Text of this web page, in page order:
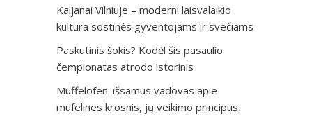
Kaljanai Vilniuje – moderni laisvalaikio
kultūra sostinės gyventojams ir svečiams
Paskutinis šokis? Kodėl šis pasaulio
čempionatas atrodo istorinis
Muffelöfen: išsamus vadovas apie
mufelines krosnis, jų veikimo principus,